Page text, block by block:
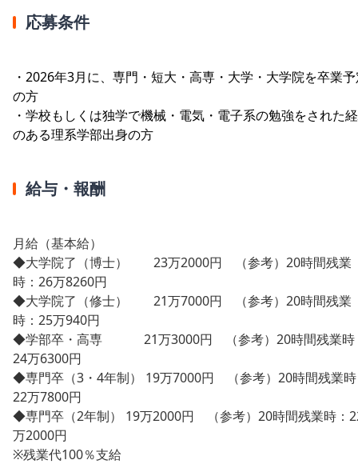
応募条件
・2026年3月に、専門・短大・高専・大学・大学院を卒業
の方
・学校もしくは独学で機械・電気・電子系の勉強をされた
のある理系学部出身の方
給与・報酬
月給（基本給）
◆大学院了（博士） 23万2000円 （参考）20時間残業
時：26万8260円
◆大学院了（修士） 21万7000円 （参考）20時間残業
時：25万940円
◆学部卒・高専 21万3000円 （参考）20時間残業時
24万6300円
◆専門卒（3・4年制） 19万7000円 （参考）20時間残業
22万7800円
◆専門卒（2年制） 19万2000円 （参考）20時間残業時：
万2000円
※残業代100％支給